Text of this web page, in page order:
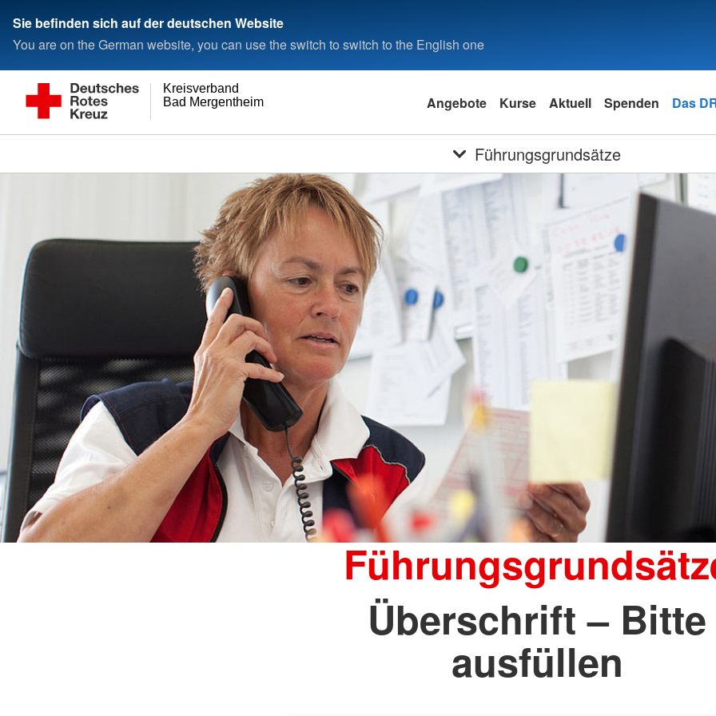
Sie befinden sich auf der deutschen Website
You are on the German website, you can use the switch to switch to the English one
Bad Mergentheim e.V.
Kreisverband
Angebote Kurse Aktuell Spenden Das
Führungsgrundsätze
Überschrift – Bitte
ausfüllen